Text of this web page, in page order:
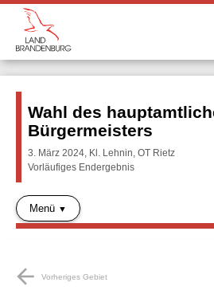
Wahl des
Bürgermeisters
3. März 2024, Kl. Lehnin, OT Rietz
Vorläufiges Endergebnis
Menü
arrow_back Vorheriges Gebiet